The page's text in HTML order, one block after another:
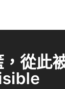
，從此